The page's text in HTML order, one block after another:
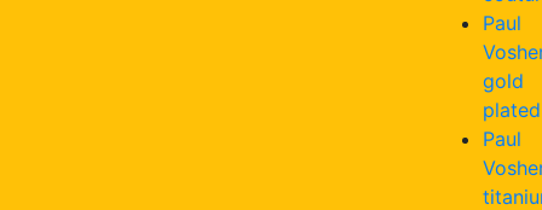
Paul
gold
plated
Paul